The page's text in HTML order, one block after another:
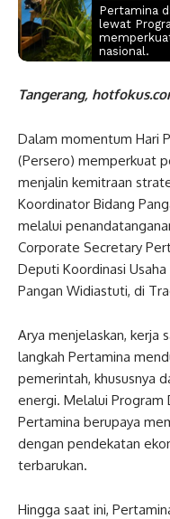
Pertamina
lewat
nasional.
Tangerang,
Dalam momentum Hari
(Persero) memperkuat
menjalin kemitraan
Koordinator Bidang
melalui
Corporate Secretary
Deputi Koordinasi
Pangan Widiastuti, di
Arya menjelaskan, kerja
langkah Pertamina
pemerintah, khususnya
energi. Melalui Program
Pertamina berupaya
dengan pendekatan
terbarukan.
Hingga saat ini,